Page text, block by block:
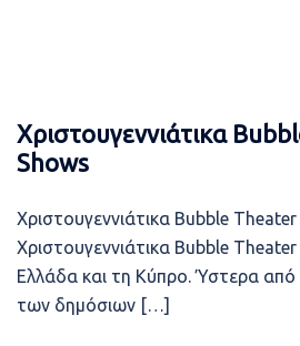
Χριστουγεννιάτικα
Shows
Χριστουγεννιάτικα Bubble
Χριστουγεννιάτικα Bubble
Ελλάδα και τη Κύπρο. Ύστερα
των δημόσιων […]